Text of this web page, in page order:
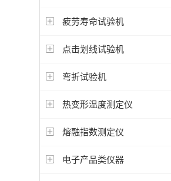
疲劳寿命试验机
点击划线试验机
弯折试验机
热变形温度测定仪
熔融指数测定仪
电子产品类仪器